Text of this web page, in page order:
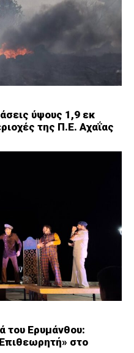
ύψους 1,9 εκ
της Π.Ε. Αχαΐας
του Ερυμάνθου:
στο